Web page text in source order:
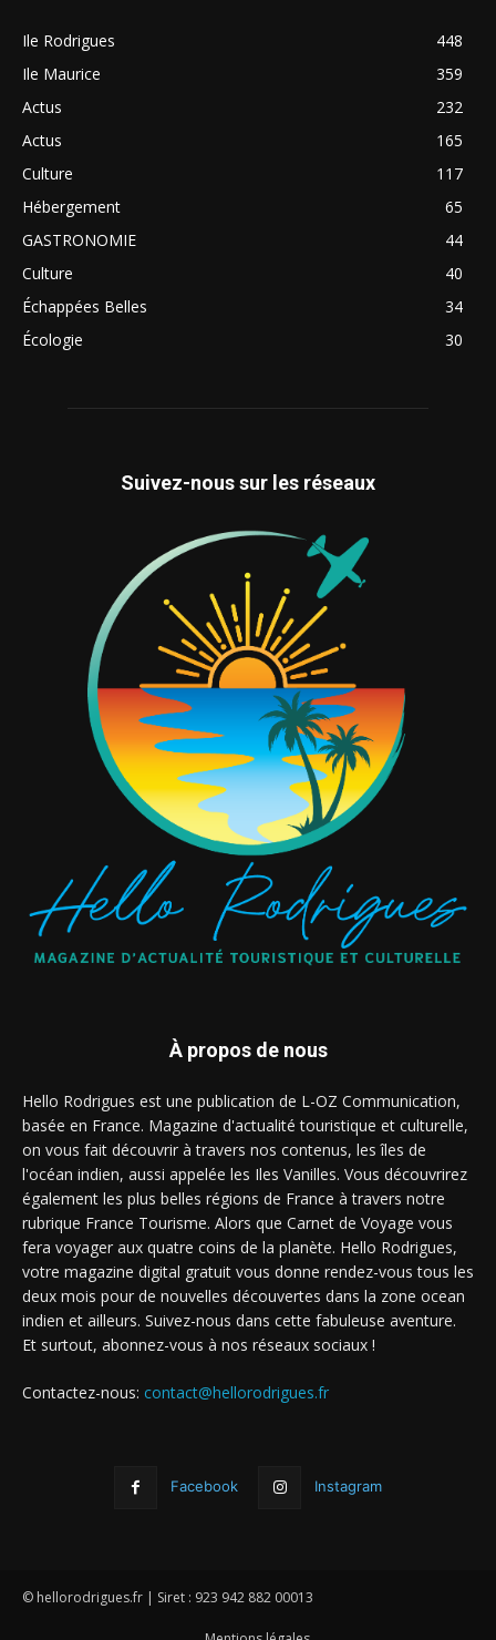
Ile Rodrigues
448
Ile Maurice
359
Actus
232
Actus
165
Culture
117
Hébergement
65
GASTRONOMIE
44
Culture
40
Échappées Belles
34
Écologie
30
Suivez-nous sur les réseaux
À propos de nous
Hello Rodrigues est une publication de L-OZ Communication,
basée en France. Magazine d'actualité touristique et culturelle,
on vous fait découvrir à travers nos contenus, les îles de
l'océan indien, aussi appelée les Iles Vanilles. Vous découvrirez
également les plus belles régions de France à travers notre
rubrique France Tourisme. Alors que Carnet de Voyage vous
fera voyager aux quatre coins de la planète. Hello Rodrigues,
votre magazine digital gratuit vous donne rendez-vous tous les
deux mois pour de nouvelles découvertes dans la zone ocean
indien et ailleurs. Suivez-nous dans cette fabuleuse aventure.
Et surtout, abonnez-vous à nos réseaux sociaux !
Contactez-nous: contact@hellorodrigues.fr
Facebook Instagram
© hellorodrigues.fr | Siret : 923 942 882 00013